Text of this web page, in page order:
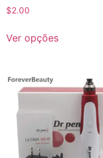
$2.00
Ver opções